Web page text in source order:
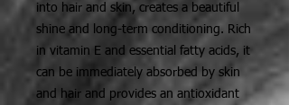
into hair and skin, creates a beautiful
shine and long-term conditioning. Rich
in vitamin E and essential fatty acids, it
can be immediately absorbed by skin
and hair and provides an antioxidant